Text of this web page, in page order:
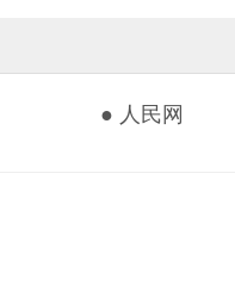
● 人民网